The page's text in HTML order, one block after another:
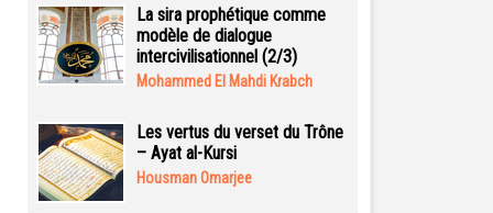
La sira prophétique comme
modèle de dialogue
intercivilisationnel (2/3)
Mohammed El Mahdi Krabch
Les vertus du verset du Trône
– Ayat al-Kursi
Housman Omarjee